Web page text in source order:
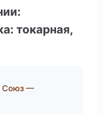
токарная,
Союз —